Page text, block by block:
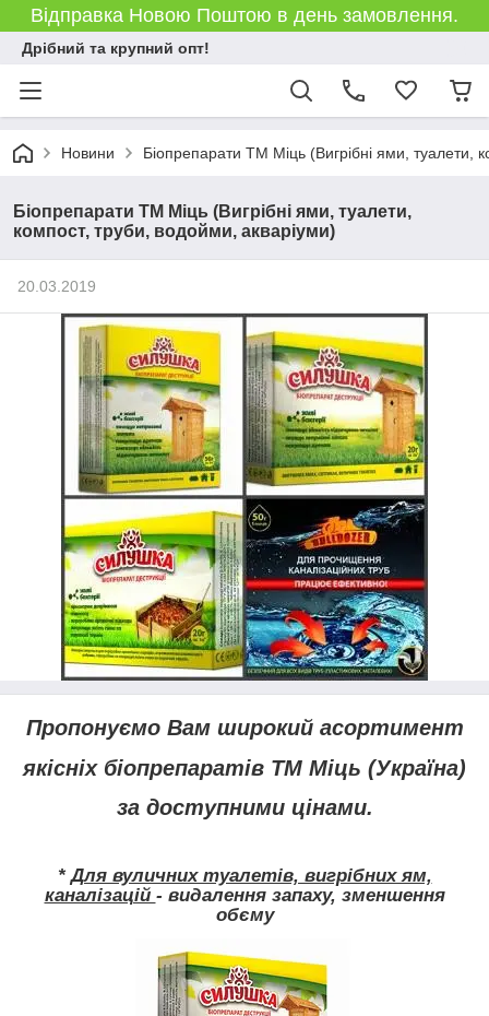
Відправка Новою Поштою в день замовлення.
Дрібний та крупний опт!
Новини Біопрепарати ТМ Міць (Вигрібні ями, туалети,
Біопрепарати ТМ Міць (Вигрібні ями, туалети,
компост, труби, водойми, акваріуми)
20.03.2019
Пропонуємо Вам широкий асортимент
якісніх біопрепаратів ТМ Міць (Україна)
за доступними цінами.
*Для вуличних туалетів, вигрібних ям,
каналізацій - видалення запаху, зменшення
обєму